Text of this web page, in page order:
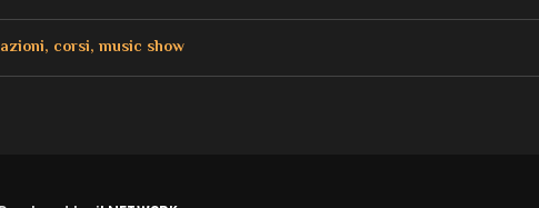
corsi, music show